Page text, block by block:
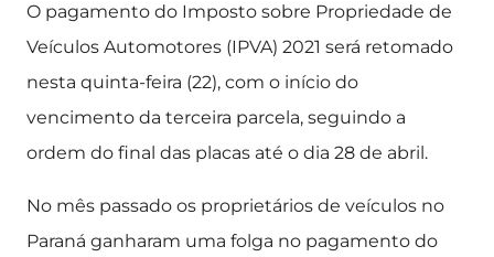
O pagamento do Imposto sobre Propriedade de
Veículos Automotores (IPVA) 2021 será retomado
nesta quinta-feira (22), com o início do
vencimento da terceira parcela, seguindo a
ordem do final das placas até o dia 28 de abril.
No mês passado os proprietários de veículos no
Paraná ganharam uma folga no pagamento do